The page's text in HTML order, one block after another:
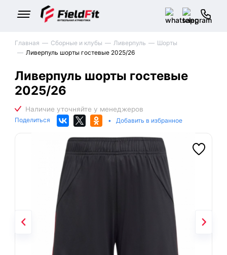
Главная Сборные и клубы Ливерпуль
Шорты
Ливерпуль шорты гостевые 2025/26
Ливерпуль шорты гостевые
2025/26
Поделиться • Добавить в избранное